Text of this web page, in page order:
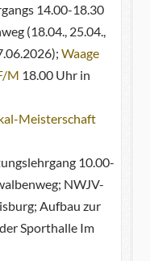
14.00-18.30
(18.04., 25.04.,
Waage
M 18.00 Uhr in
Meisterschaft
10.00-
NWJV-
Aufbau zur
Sporthalle Im